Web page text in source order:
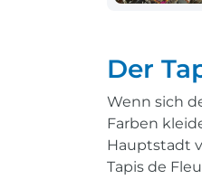
Der
Wenn sich
Farben
Hauptstadt
Tapis de